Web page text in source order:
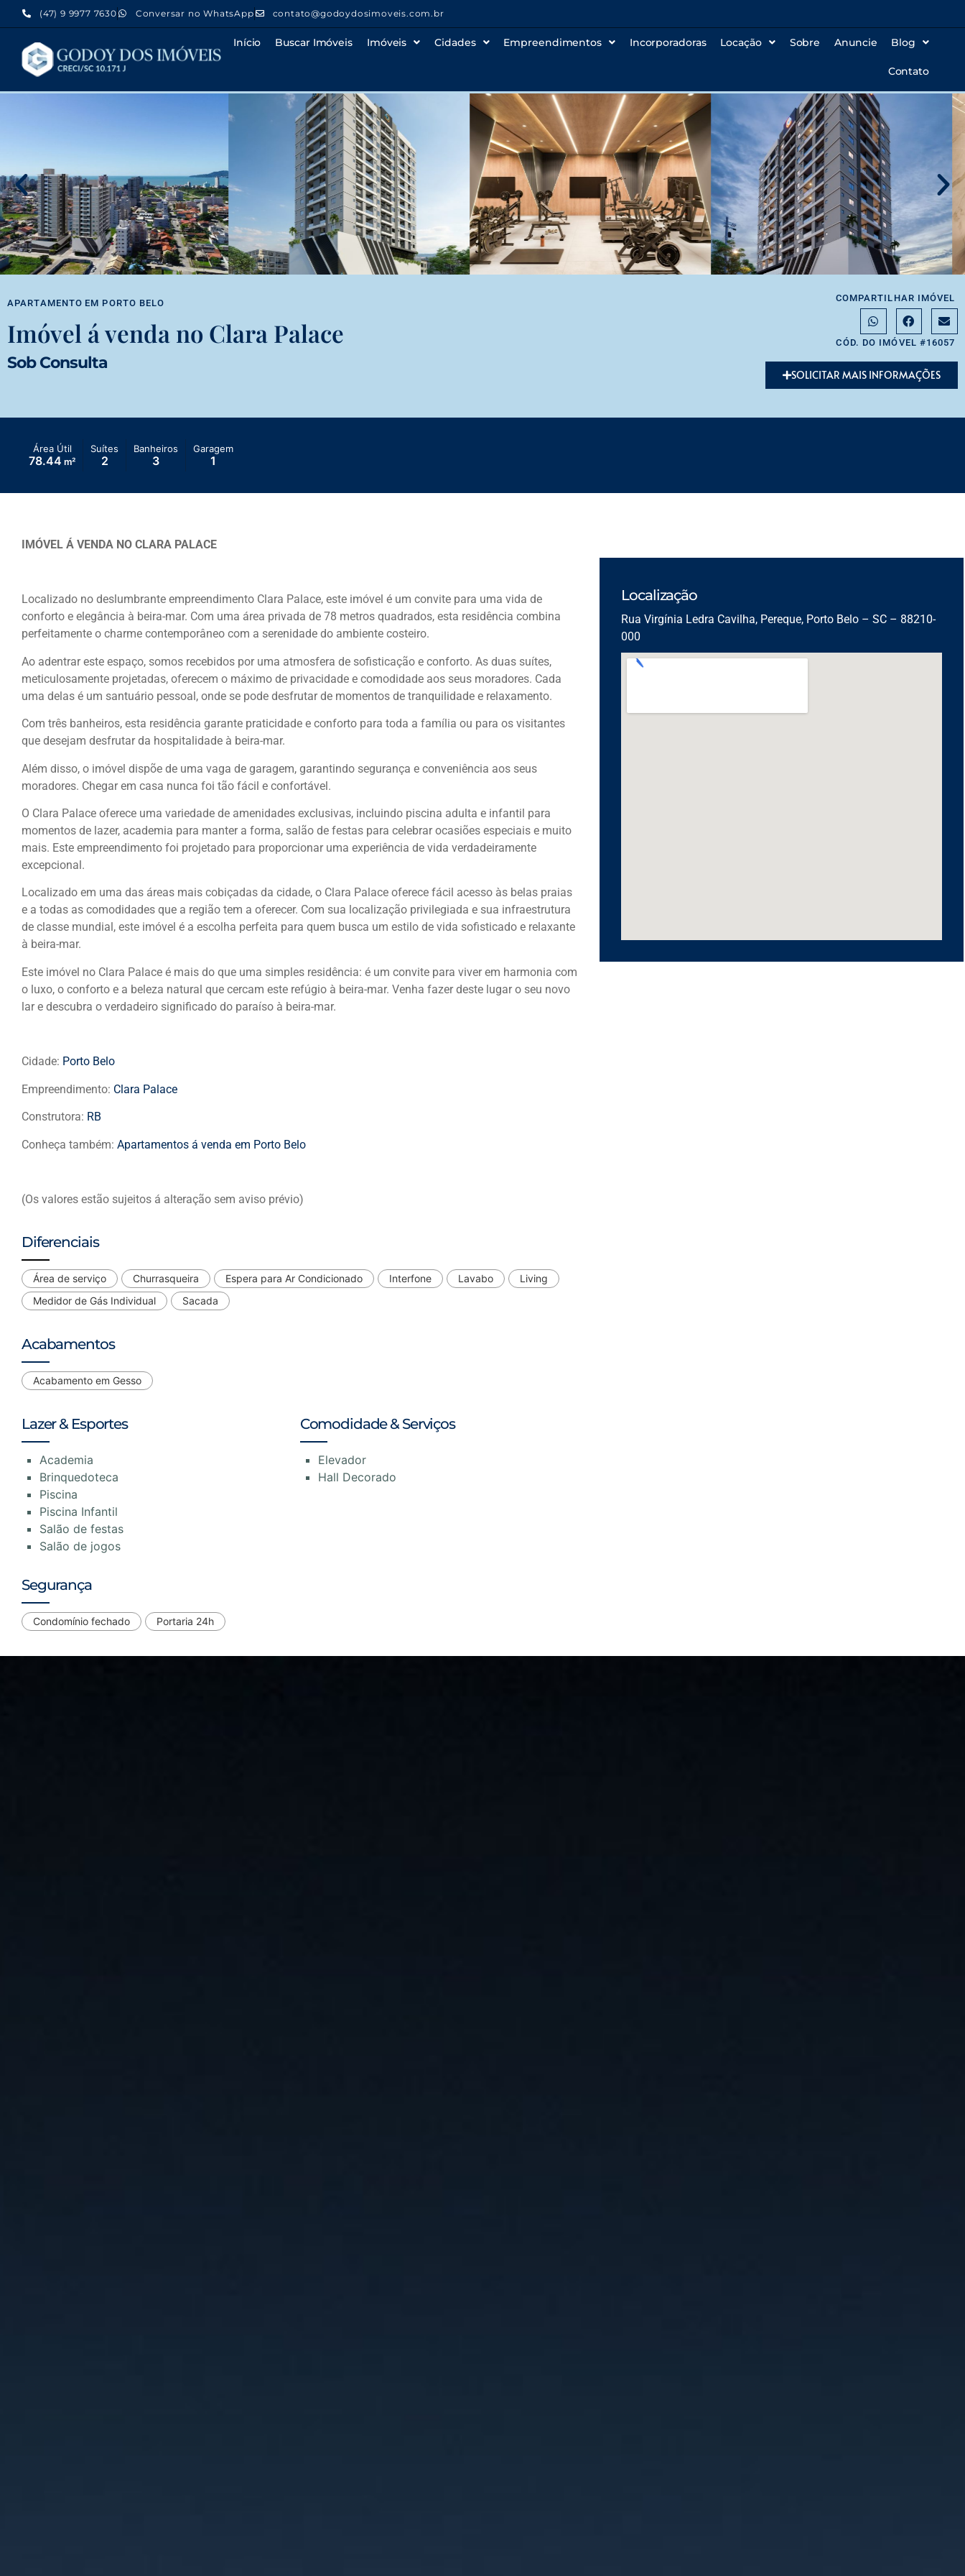
(47) 9 9977 7630 Conversar no WhatsApp contato@godoydosimoveis.com.br
Início Buscar Imóveis Imóveis Cidades Empreendimentos Incorporadoras Locação Sobre Anuncie Blog
Contato
APARTAMENTO EM PORTO BELO
Imóvel á venda no Clara Palace
Sob Consulta
COMPARTILHAR IMÓVEL
CÓD. DO IMÓVEL #16057
SOLICITAR MAIS INFORMAÇÕES
Área Útil
78.44 m²
Suítes
2
Banheiros
3
Garagem
1
IMÓVEL Á VENDA NO CLARA PALACE
Localizado no deslumbrante empreendimento Clara Palace, este imóvel é um convite para uma vida de
conforto e elegância à beira-mar. Com uma área privada de 78 metros quadrados, esta residência combina
perfeitamente o charme contemporâneo com a serenidade do ambiente costeiro.
Ao adentrar este espaço, somos recebidos por uma atmosfera de sofisticação e conforto. As duas suítes,
meticulosamente projetadas, oferecem o máximo de privacidade e comodidade aos seus moradores. Cada
uma delas é um santuário pessoal, onde se pode desfrutar de momentos de tranquilidade e relaxamento.
Com três banheiros, esta residência garante praticidade e conforto para toda a família ou para os visitantes
que desejam desfrutar da hospitalidade à beira-mar.
Além disso, o imóvel dispõe de uma vaga de garagem, garantindo segurança e conveniência aos seus
moradores. Chegar em casa nunca foi tão fácil e confortável.
O Clara Palace oferece uma variedade de amenidades exclusivas, incluindo piscina adulta e infantil para
momentos de lazer, academia para manter a forma, salão de festas para celebrar ocasiões especiais e muito
mais. Este empreendimento foi projetado para proporcionar uma experiência de vida verdadeiramente
excepcional.
Localizado em uma das áreas mais cobiçadas da cidade, o Clara Palace oferece fácil acesso às belas praias
e a todas as comodidades que a região tem a oferecer. Com sua localização privilegiada e sua infraestrutura
de classe mundial, este imóvel é a escolha perfeita para quem busca um estilo de vida sofisticado e relaxante
à beira-mar.
Este imóvel no Clara Palace é mais do que uma simples residência: é um convite para viver em harmonia com
o luxo, o conforto e a beleza natural que cercam este refúgio à beira-mar. Venha fazer deste lugar o seu novo
lar e descubra o verdadeiro significado do paraíso à beira-mar.
Cidade: Porto Belo
Empreendimento: Clara Palace
Construtora: RB
Conheça também: Apartamentos á venda em Porto Belo
(Os valores estão sujeitos á alteração sem aviso prévio)
Diferenciais
Área de serviço Churrasqueira Espera para Ar Condicionado Interfone Lavabo
Living
Medidor de Gás Individual
Sacada
Acabamentos
Acabamento em Gesso
Lazer & Esportes
Academia
Brinquedoteca
Piscina
Piscina Infantil
Salão de festas
Salão de jogos
Comodidade & Serviços
Elevador
Hall Decorado
Segurança
Condomínio fechado Portaria 24h
Localização
Rua Virgínia Ledra Cavilha, Pereque, Porto Belo – SC – 88210-
000